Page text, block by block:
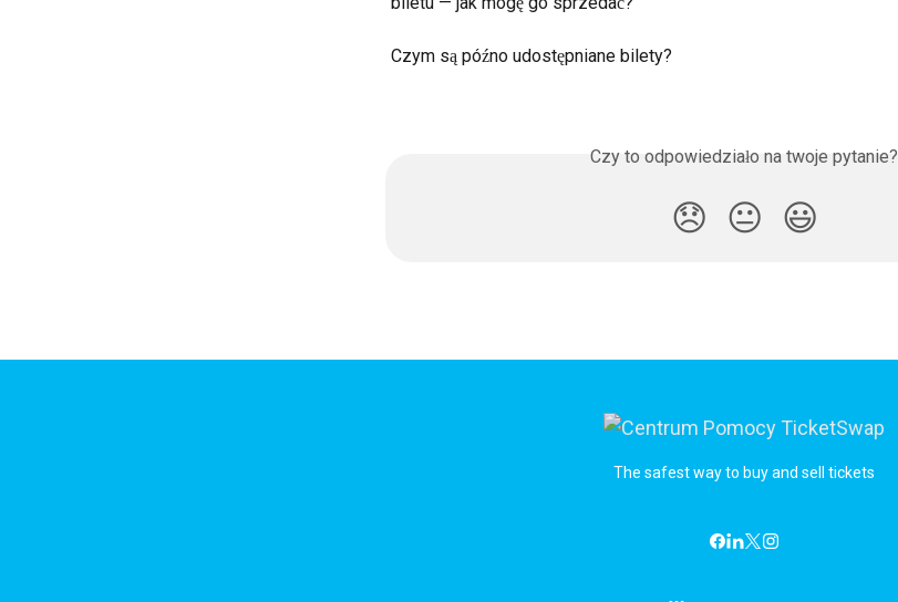
Czym są późno udostępniane bilety?
Czy to odpowiedziało na twoje pytanie?
😞 😐 😃
The safest way to buy and sell tickets